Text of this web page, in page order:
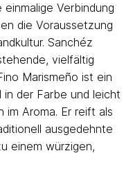
Verbindung
die Voraussetzung
Sanchéz
vielfältig
Marismeño ist ein
in der Farbe und leicht
im Aroma. Er reift als
ausgedehnte
einem würzigen,